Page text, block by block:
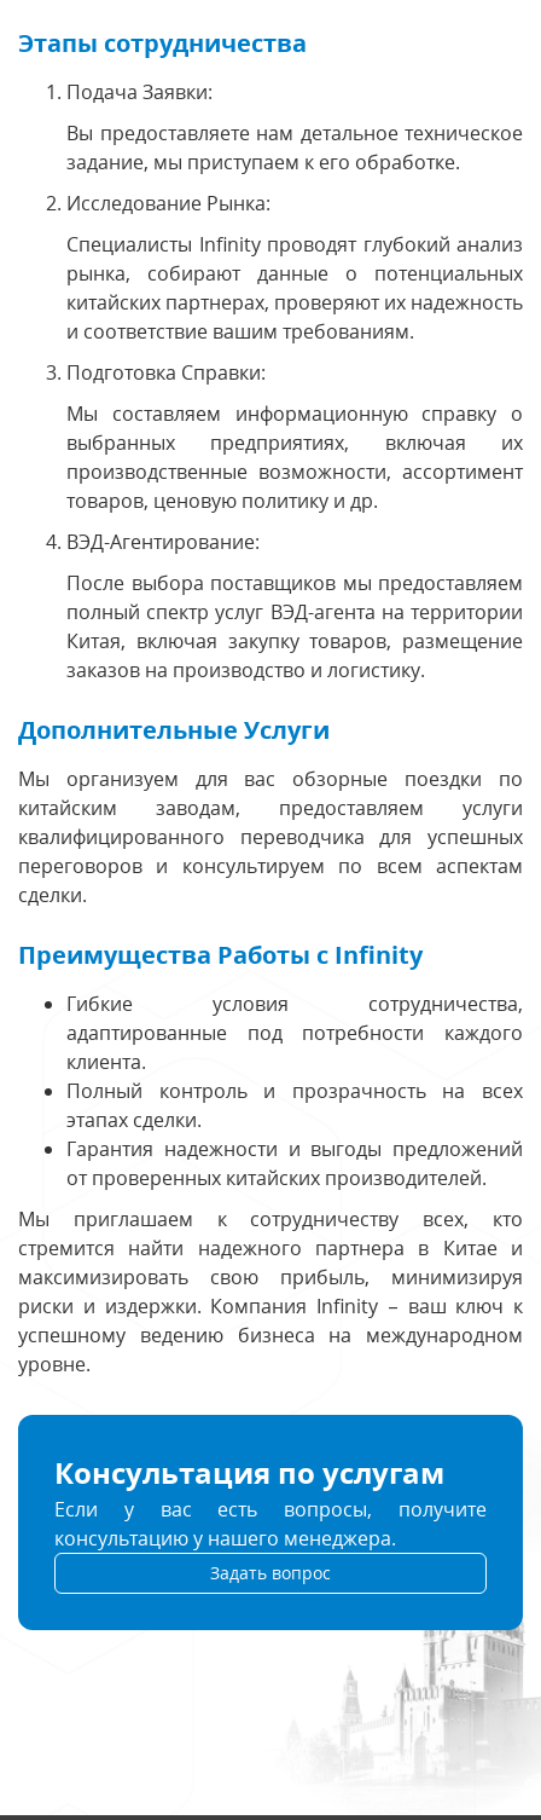
Этапы сотрудничества
Подача Заявки:
Вы предоставляете нам детальное техническое
задание, мы приступаем к его обработке.
Исследование Рынка:
Специалисты Infinity проводят глубокий анализ
рынка, собирают данные о потенциальных
китайских партнерах, проверяют их надежность
и соответствие вашим требованиям.
Подготовка Справки:
Мы составляем информационную справку о
выбранных предприятиях, включая их
производственные возможности, ассортимент
товаров, ценовую политику и др.
ВЭД-Агентирование:
После выбора поставщиков мы предоставляем
полный спектр услуг ВЭД-агента на территории
Китая, включая закупку товаров, размещение
заказов на производство и логистику.
Дополнительные Услуги
Мы организуем для вас обзорные поездки по
китайским заводам, предоставляем услуги
квалифицированного переводчика для успешных
переговоров и консультируем по всем аспектам
сделки.
Преимущества Работы с Infinity
Гибкие условия сотрудничества,
адаптированные под потребности каждого
клиента.
Полный контроль и прозрачность на всех
этапах сделки.
Гарантия надежности и выгоды предложений
от проверенных китайских производителей.
Мы приглашаем к сотрудничеству всех, кто
стремится найти надежного партнера в Китае и
максимизировать свою прибыль, минимизируя
риски и издержки. Компания Infinity – ваш ключ к
успешному ведению бизнеса на международном
уровне.
Консультация по услугам
Если у вас есть вопросы, получите
консультацию у нашего менеджера.
Задать вопрос